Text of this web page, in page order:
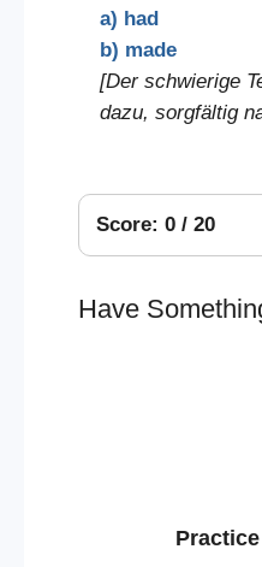
a) had
b) made
[Der schwierige
dazu, sorgfältig
Score: 0 / 20
Have